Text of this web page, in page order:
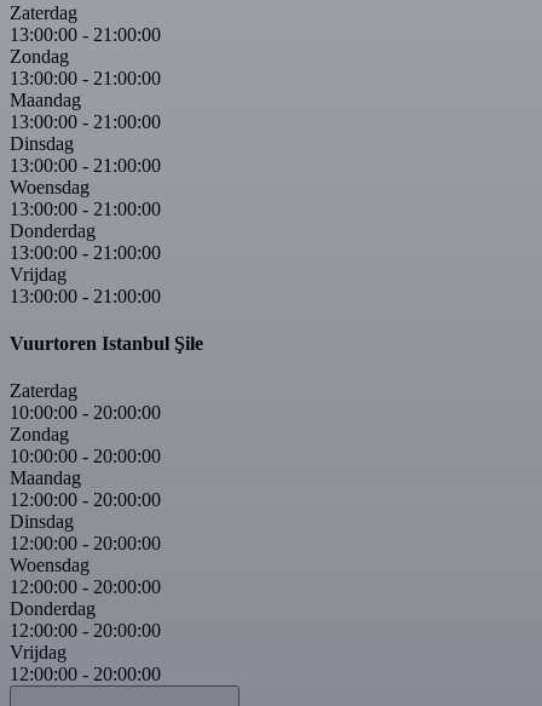
Zaterdag
13:00:00 - 21:00:00
Zondag
13:00:00 - 21:00:00
Maandag
13:00:00 - 21:00:00
Dinsdag
13:00:00 - 21:00:00
Woensdag
13:00:00 - 21:00:00
Donderdag
13:00:00 - 21:00:00
Vrijdag
13:00:00 - 21:00:00
Vuurtoren Istanbul Şile
Zaterdag
10:00:00 - 20:00:00
Zondag
10:00:00 - 20:00:00
Maandag
12:00:00 - 20:00:00
Dinsdag
12:00:00 - 20:00:00
Woensdag
12:00:00 - 20:00:00
Donderdag
12:00:00 - 20:00:00
Vrijdag
12:00:00 - 20:00:00